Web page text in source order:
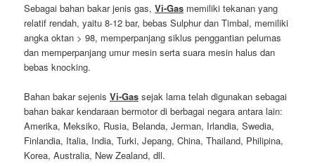
Sebagai bahan bakar jenis gas,Vi-Gas memiliki tekanan yang
relatif rendah, yaitu 8-12 bar, bebas Sulphur dan Timbal, memiliki
angka oktan > 98, memperpanjang siklus penggantian pelumas
dan memperpanjang umur mesin serta suara mesin halus dan
bebas knocking.
Bahan bakar sejenisVi-Gas sejak lama telah digunakan sebagai
bahan bakar kendaraan bermotor di berbagai negara antara lain:
Amerika, Meksiko, Rusia, Belanda, Jerman, Irlandia, Swedia,
Finlandia, Italia, India, Turki, Jepang, China, Thailand, Philipina,
Korea, Australia, New Zealand, dll.